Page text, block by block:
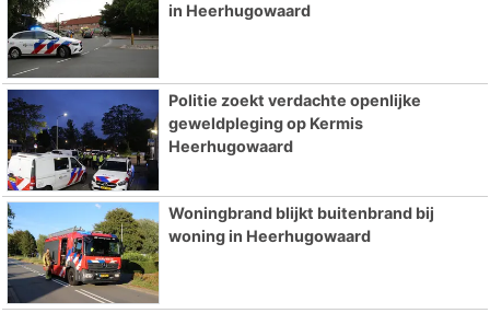
in Heerhugowaard
Politie zoekt verdachte openlijke
geweldpleging op Kermis
Heerhugowaard
Woningbrand blijkt buitenbrand bij
woning in Heerhugowaard